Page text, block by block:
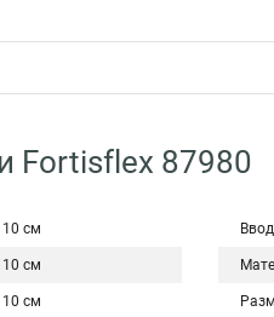
Fortisflex 87980
10 см
10 см
10 см